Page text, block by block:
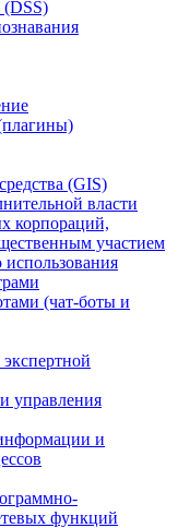
(DSS)
(GIS)
власти
корпораций,
участием
(чат-боты и
управления
и
функций